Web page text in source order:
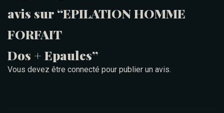
avis sur “EPILATION HOMME
FORFAIT
Dos + Epaules”
Vous devez être connecté pour publier un avis.